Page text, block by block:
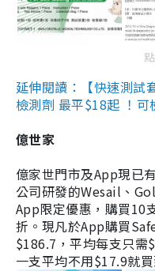
延伸閱讀：【快速測試
檢測劑 最平$18起 ！
億世家
億家世門市及App現已
公司研發的Wesail、
App限定優惠，購買10
折。現凡於App購買
$186.7，平均每支只需
一支平均不用$17.9就